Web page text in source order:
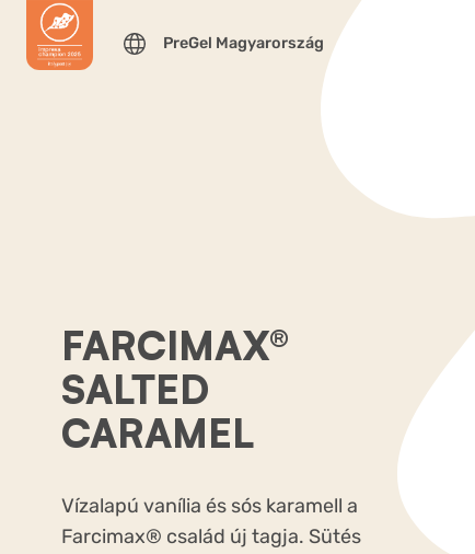
PreGel Magyarország
FARCIMAX®
SALTED
CARAMEL
Vízalapú vanília és sós karamell a
Farcimax® család új tagja. Sütés